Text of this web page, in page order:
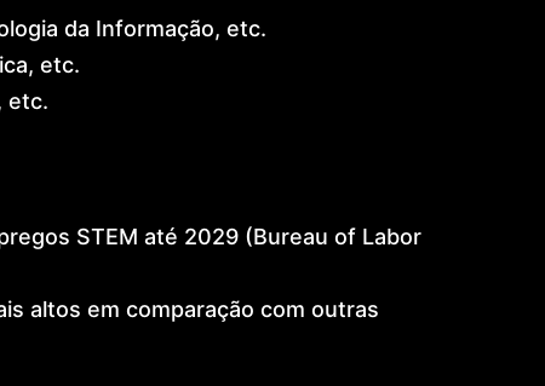
da Informação, etc.
etc.
etc.
STEM até 2029 (Bureau of Labor
altos em comparação com outras